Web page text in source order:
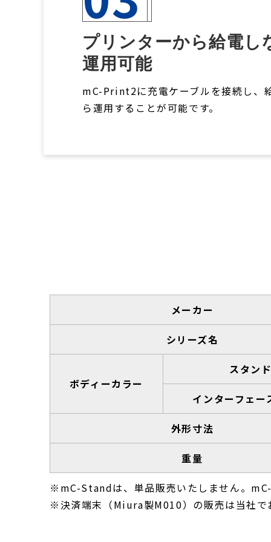
プリンターから給電し
運用可能
mC-Print2に充電ケーブルを接続し、
ら運用することが可能です。
メーカー
シリーズ名
ボディーカラー
スタン
インターフェー
外形寸法
重量
※mC-Standは、単品販売いたしません。
※決済端末（Miura製M010）の販売は当社で